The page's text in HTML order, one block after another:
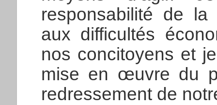
responsabilité de la
aux difficultés
nos concitoyens et
mise en œuvre du
redressement de